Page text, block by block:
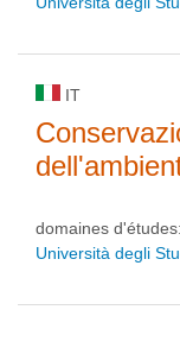
IT
domaines d'études:
Università degli